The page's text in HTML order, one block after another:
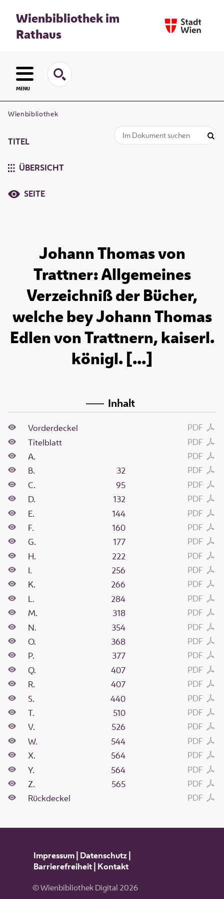
Wienbibliothek im
Rathaus
MENU
Wienbibliothek
TITEL
ÜBERSICHT
SEITE
Johann Thomas von
Trattner: Allgemeines
Verzeichniß der Bücher,
welche bey Johann Thomas
Edlen von Trattnern, kaiserl.
königl. [...]
Inhalt
PDF
Vorderdeckel
PDF
Titelblatt
PDF
A.
PDF
32
B.
PDF
95
C.
PDF
132
D.
PDF
144
E.
PDF
160
F.
PDF
177
G.
PDF
222
H.
PDF
256
I.
PDF
266
K.
PDF
284
L.
PDF
318
M.
PDF
354
N.
PDF
368
O.
PDF
377
P.
PDF
407
Q.
PDF
407
R.
PDF
440
S.
PDF
510
T.
PDF
526
V.
PDF
544
W.
PDF
564
X.
PDF
564
Y.
PDF
565
Z.
PDF
Rückdeckel
Impressum| Datenschutz|
Barrierefreiheit| Kontakt
© Wienbibliothek Digital 2026